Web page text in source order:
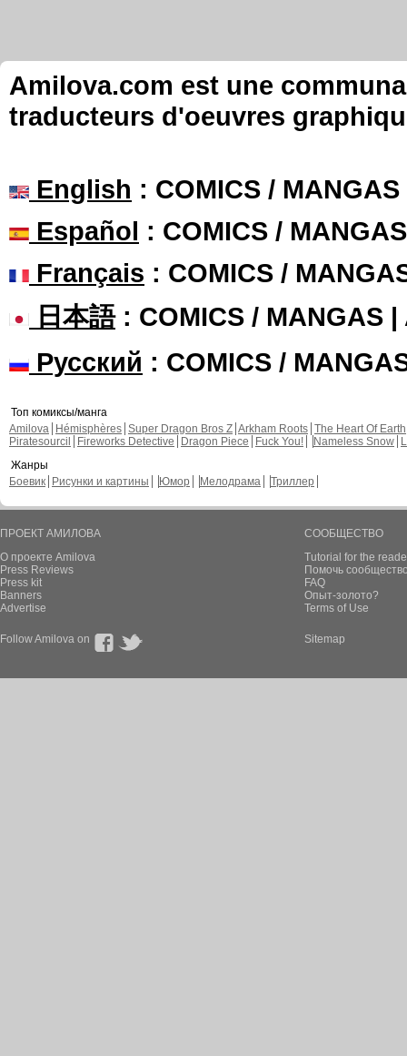
Amilova.com est une
traducteurs d'oeuvres
English : COMICS /
Español : COMICS /
Français : COMICS /
日本語: COMICS / MANGAS |
Русский : COMICS /
Топ комиксы/манга
Amilova
Hémisphères Super Dragon Bros Z Arkham Roots The Heart Of Earth
Piratesourcil
Fireworks Detective Dragon Piece Fuck You! Nameless Snow
Жанры
Боевик
Рисунки и картины Юмор Мелодрама Триллер
ПРОЕКТ АМИЛОВА
О проекте Amilova
Press Reviews
Press kit
Banners
Advertise
СООБЩЕСТВО
Tutorial for the
Помочь
FAQ
Опыт-золото?
Terms of Use
Follow Amilova on Sitemap